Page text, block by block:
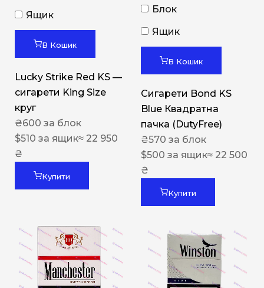
Ящик
В Кошик
Lucky Strike Red KS —
сигарети King Size
круг
₴600 за блок
$510 за ящик≈ 22 950
₴
Купити
Блок
Ящик
В Кошик
Сигарети Bond KS
Blue Квадратна
пачка (DutyFree)
₴570 за блок
$500 за ящик≈ 22 500
₴
Купити